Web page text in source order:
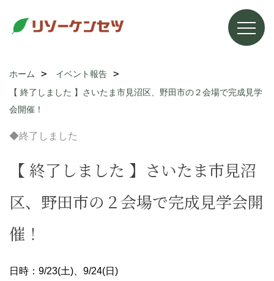
ホーム
イベント報告
【 終了しました 】さいたま市見沼区、野田市の２会場で完成見学
会開催！
◆終了しました
【 終了しました 】さいたま市見沼
区、野田市の２会場で完成見学会開
催！
日時：9/23(土)、9/24(日)